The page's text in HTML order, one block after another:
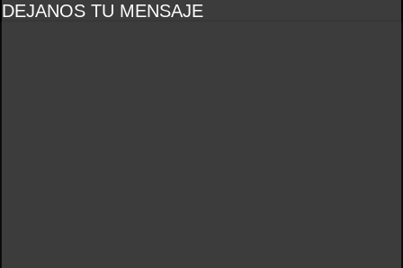
DEJANOS TU MENSAJE